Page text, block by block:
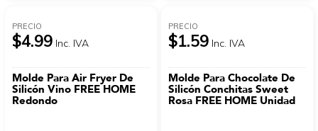
PRECIO
$4.99 Inc. IVA
Molde Para Air Fryer De
Silicón Vino FREE HOME
Redondo
PRECIO
$1.59 Inc. IVA
Molde Para Chocolate De
Silicón Conchitas Sweet
Rosa FREE HOME Unidad